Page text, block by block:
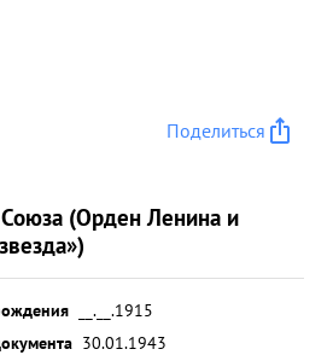
Поделиться
Союза (Орден Ленина и
__.__.1915
30.01.1943